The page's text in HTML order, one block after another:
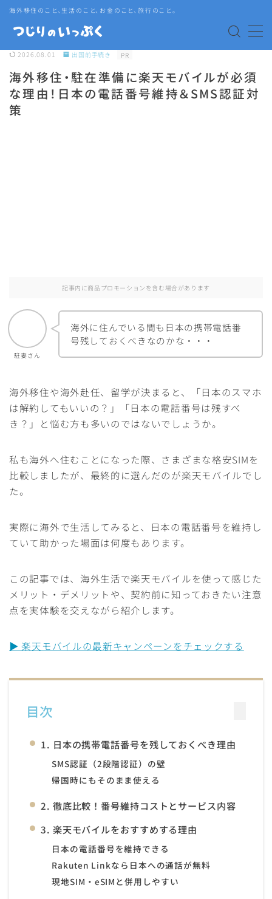
海外移住のこと、生活のこと、お金のこと、旅行のこと。
MENU
海外赴任・帯同
タイ生活
2026.08.01 出国前手続き PR
海外移住・駐在準備に楽天モバイルが必須
な理由！日本の電話番号維持＆SMS認証対
策
記事内に商品プロモーションを含む場合があります
駐妻さん
海外に住んでいる間も日本の携帯電話番
号残しておくべきなのかな・・・
海外移住や海外赴任、留学が決まると、「日本のスマホ
は解約してもいいの？」「日本の電話番号は残すべ
き？」と悩む方も多いのではないでしょうか。
私も海外へ住むことになった際、さまざまな格安SIMを
比較しましたが、最終的に選んだのが楽天モバイルでし
た。
実際に海外で生活してみると、日本の電話番号を維持し
ていて助かった場面は何度もあります。
この記事では、海外生活で楽天モバイルを使って感じた
メリット・デメリットや、契約前に知っておきたい注意
点を実体験を交えながら紹介します。
▶ 楽天モバイルの最新キャンペーンをチェックする
目次
1. 日本の携帯電話番号を残しておくべき理由
SMS認証（2段階認証）の壁
帰国時にもそのまま使える
2. 徹底比較！番号維持コストとサービス内容
3. 楽天モバイルをおすすめする理由
日本の電話番号を維持できる
Rakuten Linkなら日本への通話が無料
現地SIM・eSIMと併用しやすい